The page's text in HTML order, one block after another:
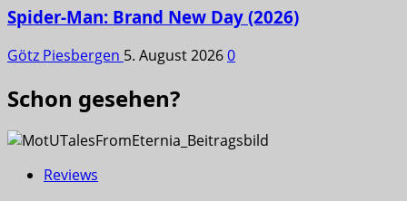
Spider-Man: Brand New Day (2026)
Götz Piesbergen 5. August 20260
Schon gesehen?
Reviews